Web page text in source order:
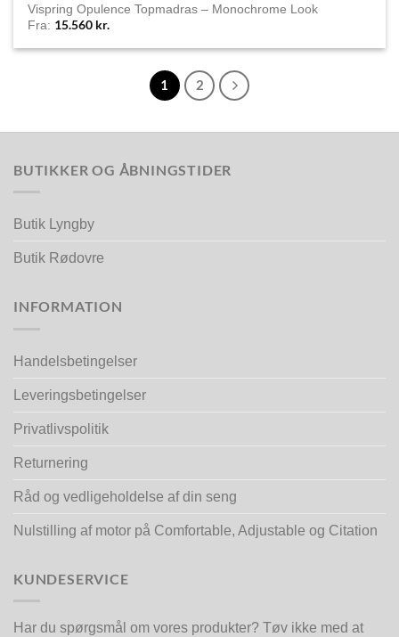
Vispring Opulence Topmadras – Monochrome Look
Fra: 15.560 kr.
1 2
BUTIKKER OG ÅBNINGSTIDER
Butik Lyngby
Butik Rødovre
INFORMATION
Handelsbetingelser
Leveringsbetingelser
Privatlivspolitik
Returnering
Råd og vedligeholdelse af din seng
Nulstilling af motor på Comfortable, Adjustable og Citation
KUNDESERVICE
Har du spørgsmål om vores produkter? Tøv ikke med at